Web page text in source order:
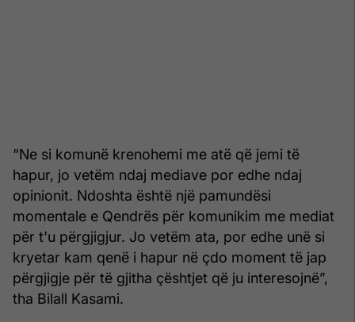
“Ne si komunë krenohemi me atë që jemi të
hapur, jo vetëm ndaj mediave por edhe ndaj
opinionit. Ndoshta është një pamundësi
momentale e Qendrës për komunikim me mediat
për t'u përgjigjur. Jo vetëm ata, por edhe unë si
kryetar kam qenë i hapur në çdo moment të jap
përgjigje për të gjitha çështjet që ju interesojnë”,
tha Bilall Kasami.